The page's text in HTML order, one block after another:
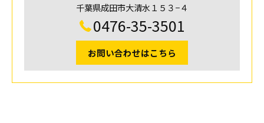
千葉県成田市大清水１５３−４
0476-35-3501
お問い合わせはこちら